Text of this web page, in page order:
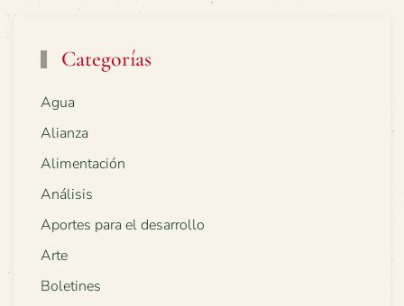
Categorías
Agua
Alianza
Alimentación
Análisis
Aportes para el desarrollo
Arte
Boletines